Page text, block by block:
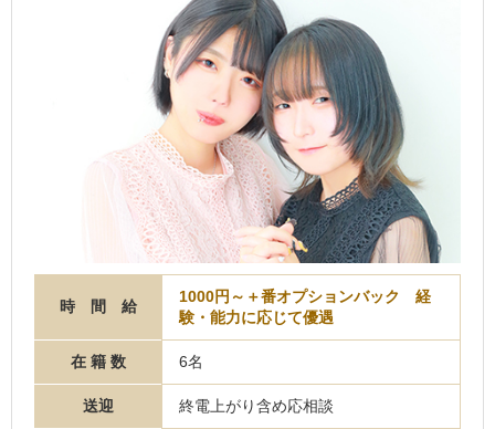
時 間 給
1000円～＋番オプションバック 経
験・能力に応じて優遇
在 籍 数 6名
送迎 終電上がり含め応相談